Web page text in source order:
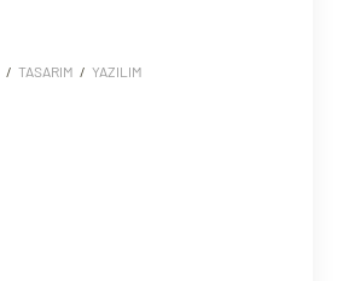
/ TASARIM / YAZILIM